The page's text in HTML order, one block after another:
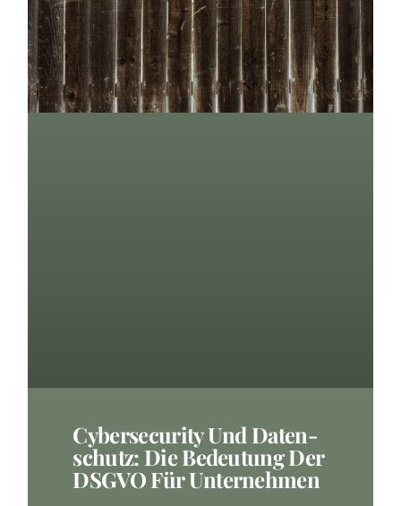
Cyber­se­cu­ri­ty Und Daten­
Schutz: Die Bedeu­tung Der
DSGVO Für Unternehmen